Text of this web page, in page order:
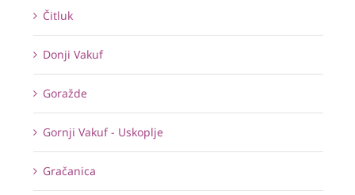
Čitluk
Donji Vakuf
Goražde
Gornji Vakuf - Uskoplje
Gračanica